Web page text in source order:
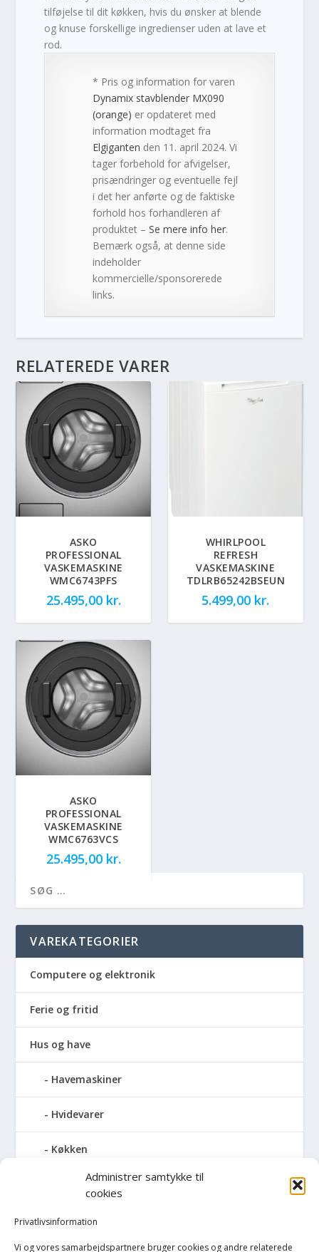
Administrer samtykke til
cookies
Privatlivsinformation
Vi og vores samarbejdspartnere bruger cookies og andre relaterede
tilføjelse til dit køkken, hvis du ønsker at blende
og knuse forskellige ingredienser uden at lave et
rod.
* Pris og information for varen
Dynamix stavblender MX090
(orange) er opdateret med
information modtaget fra
Elgiganten den 11. april 2024. Vi
tager forbehold for afvigelser,
prisændringer og eventuelle fejl
i det her anførte og de faktiske
forhold hos forhandleren af
produktet –Se mere info her.
Bemærk også, at denne side
indeholder
kommercielle/sponsorerede
links.
RELATEREDE VARER
ASKO
PROFESSIONAL
VASKEMASKINE
WMC6743PFS
25.495,00 kr.
WHIRLPOOL
REFRESH
VASKEMASKINE
TDLRB65242BSEUN
5.499,00 kr.
ASKO
PROFESSIONAL
VASKEMASKINE
WMC6763VCS
25.495,00 kr.
VAREKATEGORIER
Computere og elektronik
Ferie og fritid
Hus og have
Havemaskiner
Hvidevarer
Køkken
Elkedler
Kaffemaskiner